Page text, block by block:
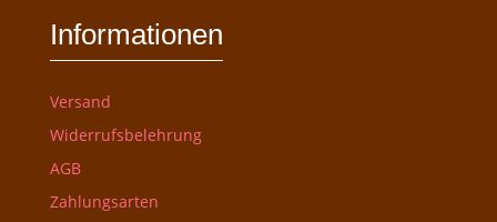
Informationen
Versand
Widerrufsbelehrung
AGB
Zahlungsarten